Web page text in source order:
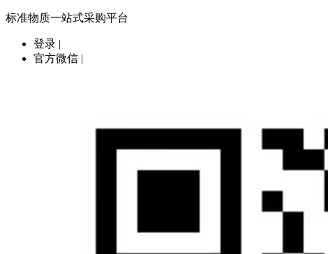
标准物质一站式采购平台
登录 |
官方微信 |